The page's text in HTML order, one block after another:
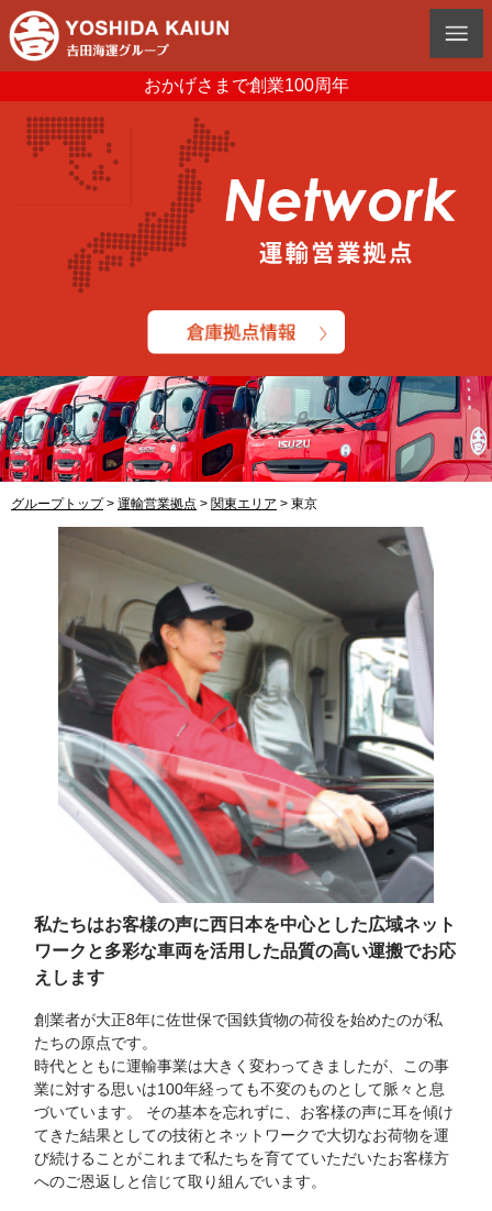
おかげさまで創業100周年
グループトップ> 運輸営業拠点 > 関東エリア > 東京
私たちはお客様の声に西日本を中心とした広域ネット
ワークと多彩な車両を活用した品質の高い運搬でお応
えします
創業者が大正8年に佐世保で国鉄貨物の荷役を始めたのが私
たちの原点です。
時代とともに運輸事業は大きく変わってきましたが、この事
業に対する思いは100年経っても不変のものとして脈々と息
づいています。 その基本を忘れずに、お客様の声に耳を傾け
てきた結果としての技術とネットワークで大切なお荷物を運
び続けることがこれまで私たちを育てていただいたお客様方
へのご恩返しと信じて取り組んでいます。